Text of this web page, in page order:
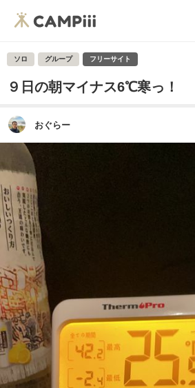
ソロ グループ フリーサイト
９日の朝マイナス6℃寒っ！
おぐらー